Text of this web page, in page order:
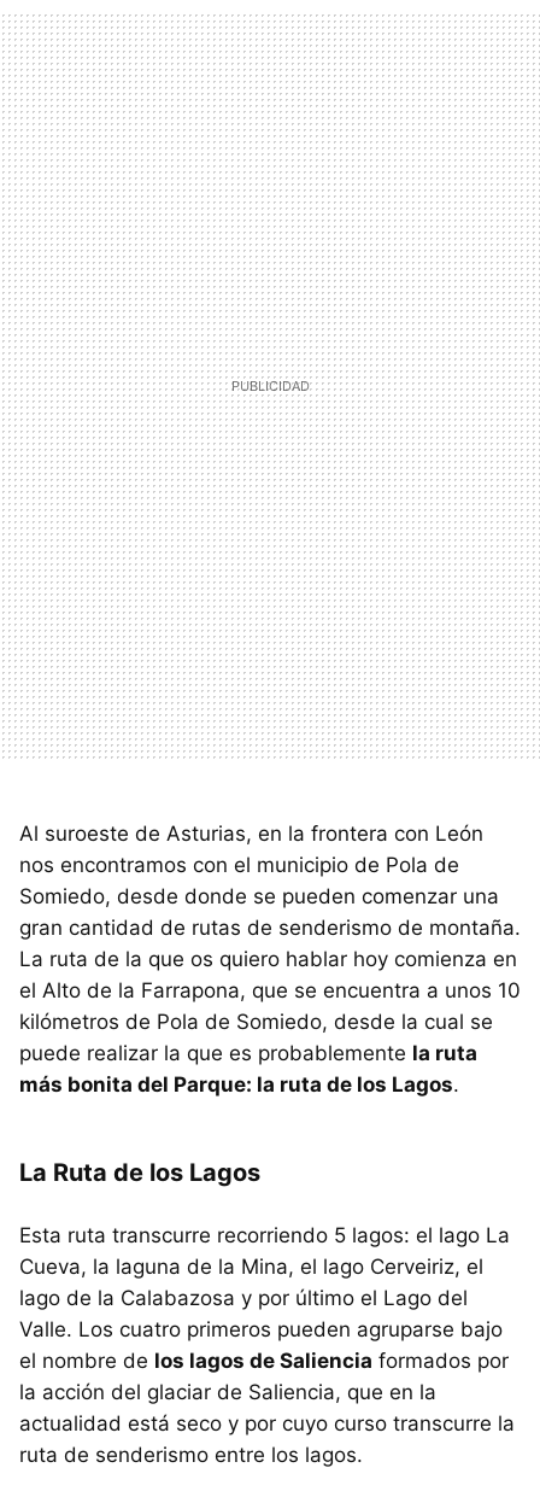
Al suroeste de Asturias, en la frontera con León
nos encontramos con el municipio de Pola de
Somiedo, desde donde se pueden comenzar una
gran cantidad de rutas de senderismo de montaña.
La ruta de la que os quiero hablar hoy comienza en
el Alto de la Farrapona, que se encuentra a unos 10
kilómetros de Pola de Somiedo, desde la cual se
puede realizar la que es probablemente la ruta
más bonita del Parque: la ruta de los Lagos.
La Ruta de los Lagos
Esta ruta transcurre recorriendo 5 lagos: el lago La
Cueva, la laguna de la Mina, el lago Cerveiriz, el
lago de la Calabazosa y por último el Lago del
Valle. Los cuatro primeros pueden agruparse bajo
el nombre de los lagos de Saliencia formados por
la acción del glaciar de Saliencia, que en la
actualidad está seco y por cuyo curso transcurre la
ruta de senderismo entre los lagos.